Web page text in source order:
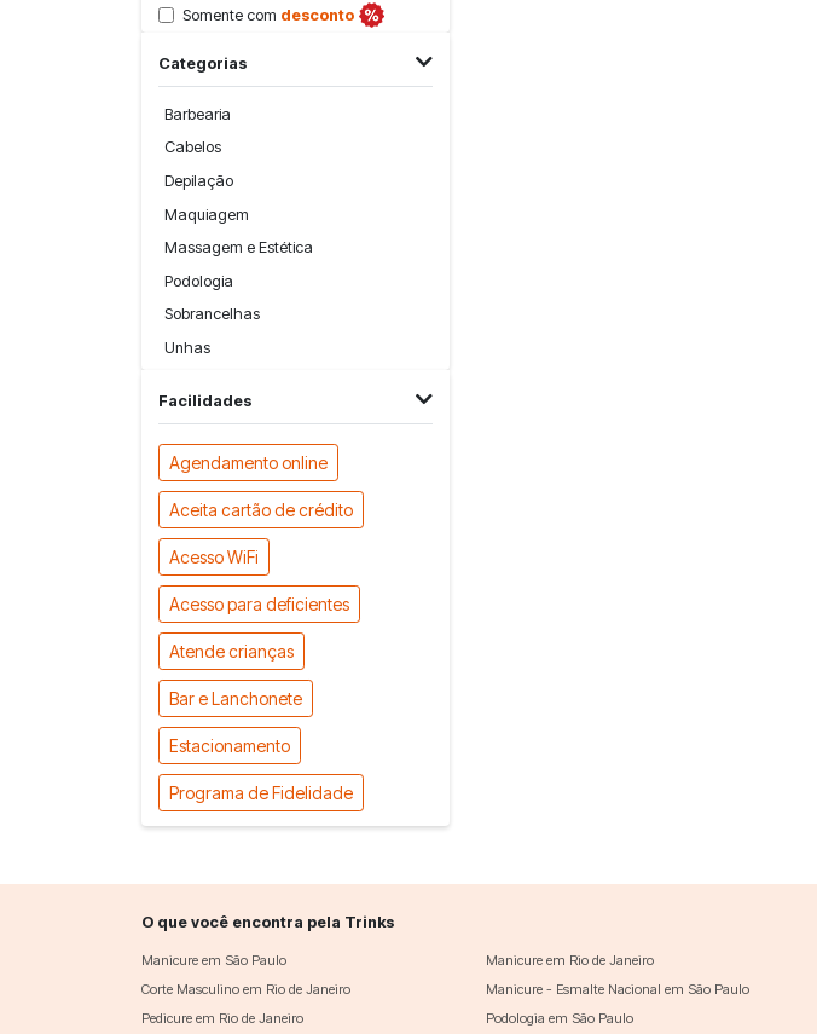
Somente com desconto
Categorias
Barbearia
Cabelos
Depilação
Maquiagem
Massagem e Estética
Podologia
Sobrancelhas
Unhas
Facilidades
Agendamento online
Aceita cartão de crédito
Acesso WiFi
Acesso para deficientes
Atende crianças
Bar e Lanchonete
Estacionamento
Programa de Fidelidade
O que você encontra pela Trinks
Manicure em São Paulo Manicure em Rio de Janeiro
Corte Masculino em Rio de Janeiro
Manicure - Esmalte Nacional em São Paulo
Pedicure em Rio de Janeiro
Podologia em São Paulo